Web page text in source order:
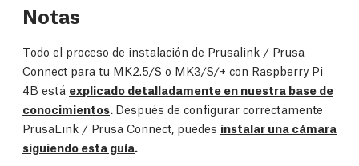
Notas
Todo el proceso de instalación de Prusalink / Prusa
Connect para tu MK2.5/S o MK3/S/+ con Raspberry Pi
4B está explicado detalladamente en nuestra base de
conocimientos. Después de configurar correctamente
PrusaLink / Prusa Connect, puedes instalar una cámara
siguiendo esta guía.